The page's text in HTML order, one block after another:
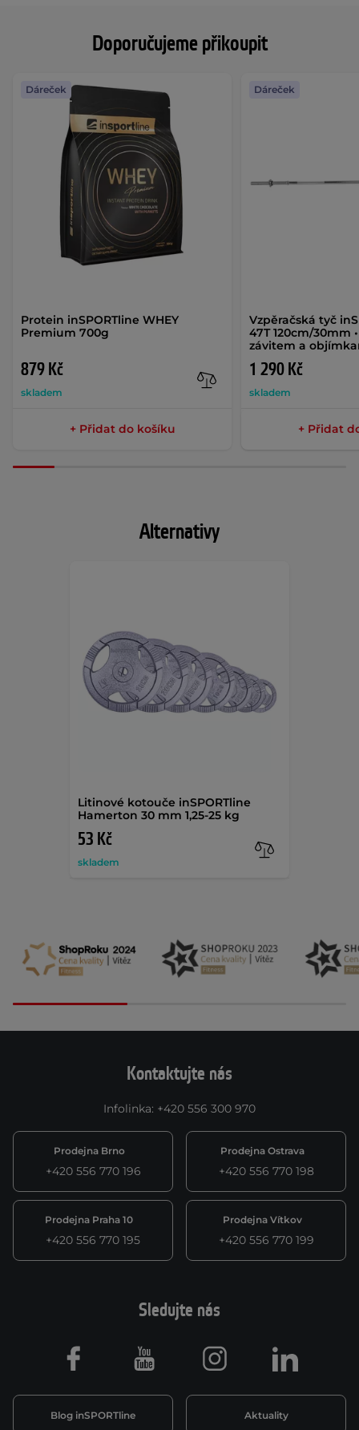
Doporučujeme přikoupit
Protein inSPORTline WHEY
Premium 700g
879 Kč
skladem
Dáreček
+ Přidat do košíku
Vzpěračská tyč
47T 120cm/30mm
závitem a
1 290 Kč
skladem
Dáreček
+ Přidat
Alternativy
Litinové kotouče inSPORTline
Hamerton 30 mm 1,25-25 kg
53 Kč
skladem
Kontaktujte nás
Infolinka: +420 556 300 970
Prodejna Brno
+420 556 770 196
Prodejna Ostrava
+420 556 770 198
Prodejna Praha 10
+420 556 770 195
Prodejna Vítkov
+420 556 770 199
Sledujte nás
Blog inSPORTline Aktuality
Facebook Youtube Instagram LinkedIn